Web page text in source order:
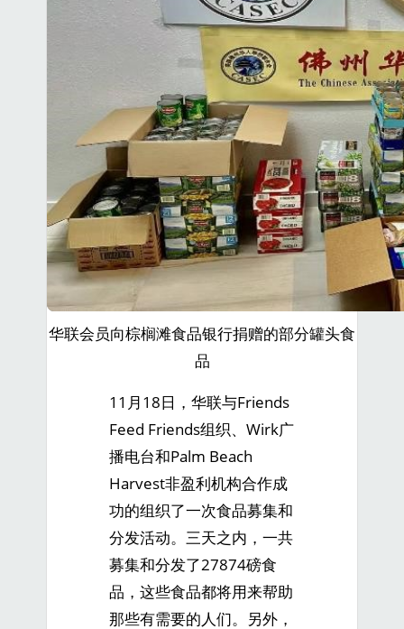
华联会员向棕榈滩食品银行捐赠的部分罐头食
品
11月18日，华联与Friends
Feed Friends组织、Wirk广
播电台和Palm Beach
Harvest非盈利机构合作成
功的组织了一次食品募集和
分发活动。三天之内，一共
募集和分发了27874磅食
品，这些食品都将用来帮助
那些有需要的人们。另外，